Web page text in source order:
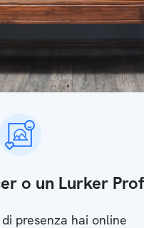
o un Lurker
presenza hai online